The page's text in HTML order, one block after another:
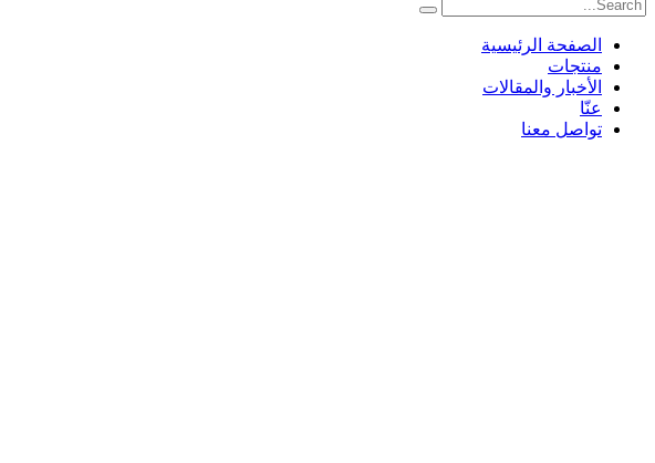
الصفحة الرئيسية
منتجات
الأخبار والمقالات
عنّا
تواصل معنا